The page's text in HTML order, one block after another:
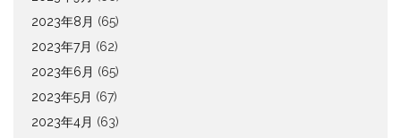
2023年8月 (65)
2023年7月 (62)
2023年6月 (65)
2023年5月 (67)
2023年4月 (63)